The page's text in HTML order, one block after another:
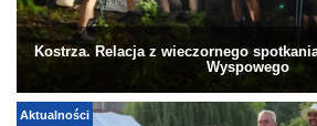
Kostrza. Relacja z wieczornego
Wyspowego
Aktualności